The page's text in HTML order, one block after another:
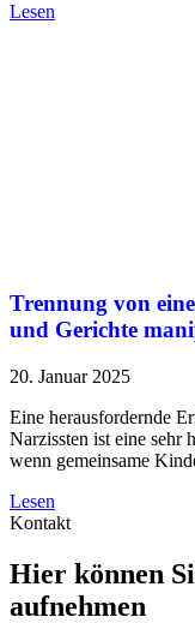
Lesen
Trennung von
und Gerichte
20. Januar 2025
Eine herausfordernde
Narzissten ist eine sehr
wenn gemeinsame
Lesen
Kontakt
Hier können
aufnehmen